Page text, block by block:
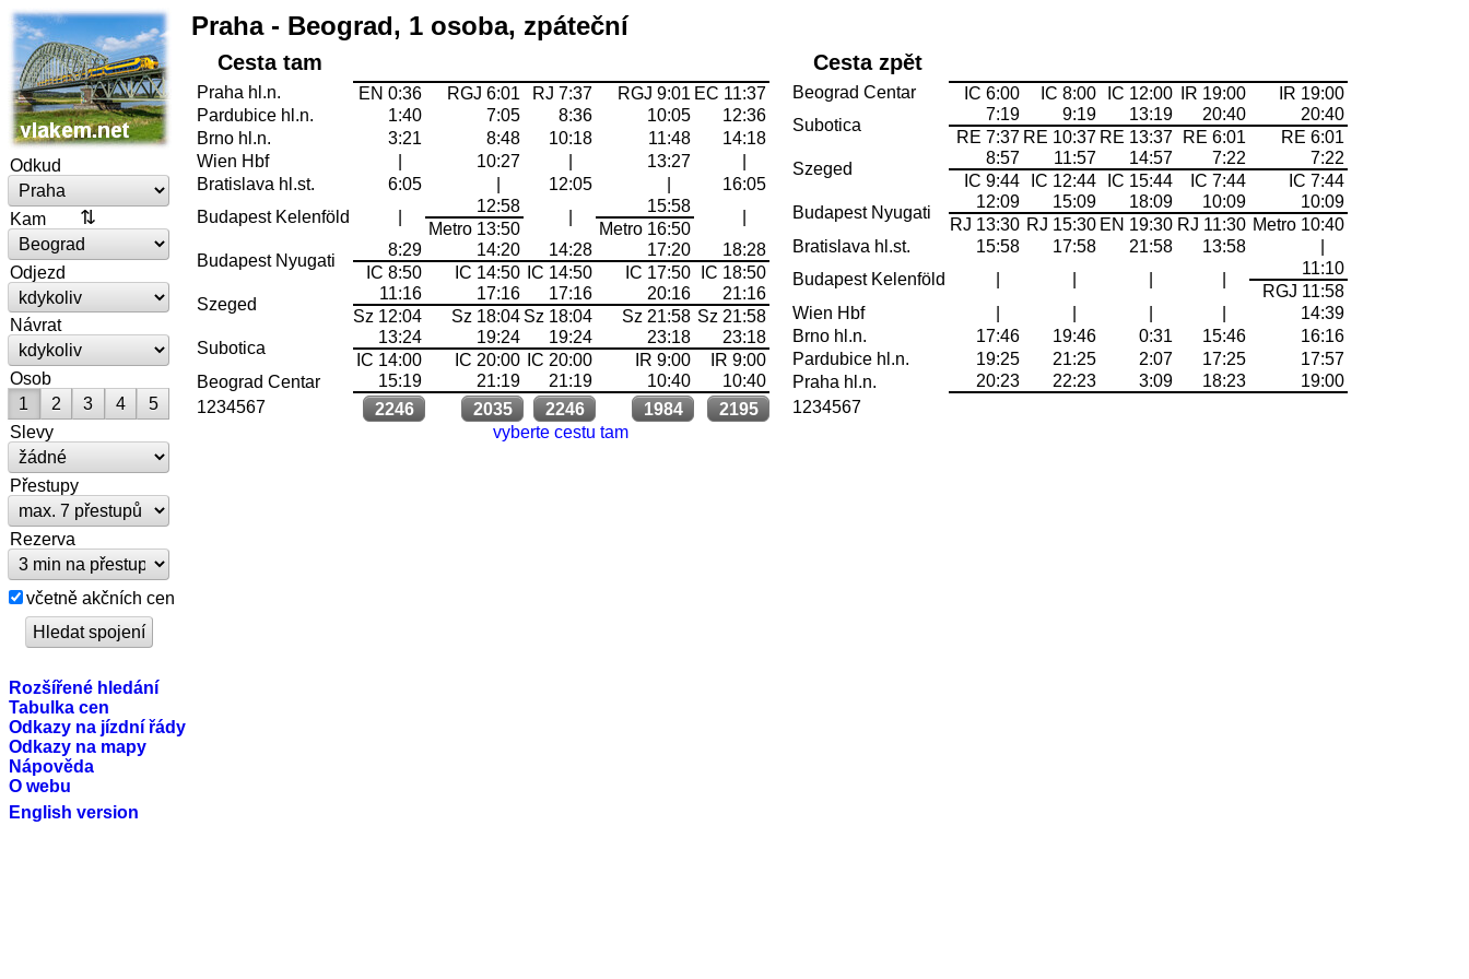
Odkud
Kam
Odjezd
Návrat
Osob
1
2 3 4
5
Slevy
Přestupy
Rezerva
včetně akčních cen
Rozšířené hledání
Tabulka cen
Odkazy na jízdní řády
Odkazy na mapy
Nápověda
O webu
English version
Praha - Beograd, 1 osoba, zpáteční
Cesta tam
1234567 2246 2035 2246 1984
2195
vyberte cestu tam
Praha hl.n. EN 0:36 RGJ 6:01 RJ 7:37 RGJ 9:01 EC 11:37
Pardubice hl.n.
1:40 7:05 8:36 10:05
12:36
Brno hl.n.
3:21 8:48 10:18 11:48
14:18
Wien Hbf
10:27 13:27
Bratislava hl.st.
6:05 12:05
16:05
Budapest Kelenföld
12:58 15:58
Metro 13:50
Metro 16:50
Budapest Nyugati
8:29 14:20 14:28 17:20
18:28
IC 8:50
IC 14:50 IC 14:50 IC 17:50
IC 18:50
Szeged
11:16 17:16 17:16 20:16
21:16
Sz 12:04
Sz 18:04 Sz 18:04 Sz 21:58 Sz 21:58
Subotica
13:24 19:24 19:24 23:18
23:18
IC 14:00
IC 20:00 IC 20:00 IR 9:00
IR 9:00
Beograd Centar
15:19 21:19 21:19 10:40 10:40
Cesta zpět
1234567
Beograd Centar IC 6:00 IC 8:00 IC 12:00 IR 19:00
IR 19:00
Subotica
7:19 9:19 13:19 20:40
20:40
RE 7:37 RE 10:37 RE 13:37 RE 6:01
RE 6:01
Szeged
8:57 11:57 14:57 7:22
7:22
IC 9:44
IC 12:44 IC 15:44 IC 7:44
IC 7:44
Budapest Nyugati
12:09 15:09 18:09 10:09
10:09
RJ 13:30 RJ 15:30 EN 19:30 RJ 11:30 Metro 10:40
Bratislava hl.st.
15:58 17:58 21:58 13:58
Budapest Kelenföld
11:10
RGJ 11:58
Wien Hbf
14:39
Brno hl.n.
17:46 19:46 0:31 15:46
16:16
Pardubice hl.n.
19:25 21:25 2:07 17:25
17:57
Praha hl.n.
20:23 22:23 3:09 18:23 19:00